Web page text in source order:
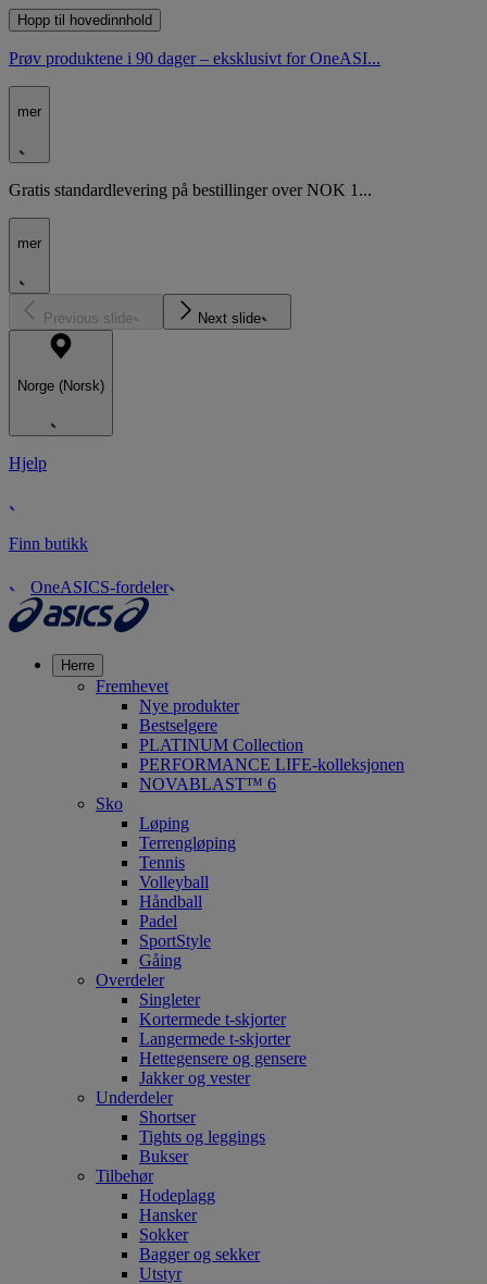
Hopp til hovedinnhold
Prøv produktene i 90 dager – eksklusivt for OneASI...
mer
Gratis standardlevering på bestillinger over NOK 1...
mer
Previous slide Next slide
Norge (Norsk)
Hjelp
Finn butikk
OneASICS-fordeler
Herre
Fremhevet
Nye produkter
Bestselgere
PLATINUM Collection
PERFORMANCE LIFE-kolleksjonen
NOVABLAST™ 6
Sko
Løping
Terrengløping
Tennis
Volleyball
Håndball
Padel
SportStyle
Gåing
Overdeler
Singleter
Kortermede t-skjorter
Langermede t-skjorter
Hettegensere og gensere
Jakker og vester
Underdeler
Shortser
Tights og leggings
Bukser
Tilbehør
Hodeplagg
Hansker
Sokker
Bagger og sekker
Utstyr